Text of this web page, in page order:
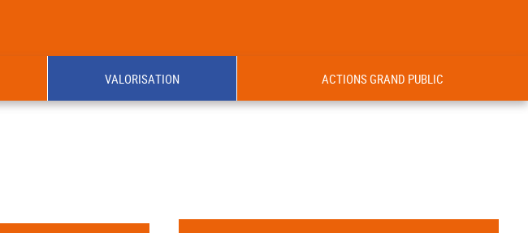
VALORISATION ACTIONS GRAND PUBLIC